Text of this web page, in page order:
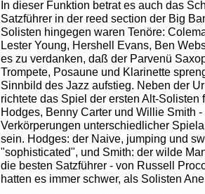
In dieser Funktion betrat es auch das
Satzführer in der reed section der Big
Solisten hingegen waren Tenöre:
Lester Young, Hershell Evans, Ben
es zu verdanken, daß der Parvenü
Trompete, Posaune und Klarinette
Sinnbild des Jazz aufstieg. Neben der
richtete das Spiel der ersten Alt-
Hodges, Benny Carter und Willie Smith
Verkörperungen unterschiedlicher
sein. Hodges: der Naive, jumping und
"sophisticated", und Smith: der wilde
die besten Satzführer - von Russell
hatten es immer schwer, als Solisten